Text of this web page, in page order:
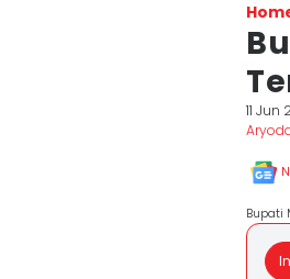
11 Jun
Bupati